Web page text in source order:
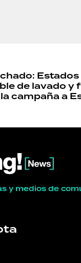
de lavado y
campaña a
y medios de